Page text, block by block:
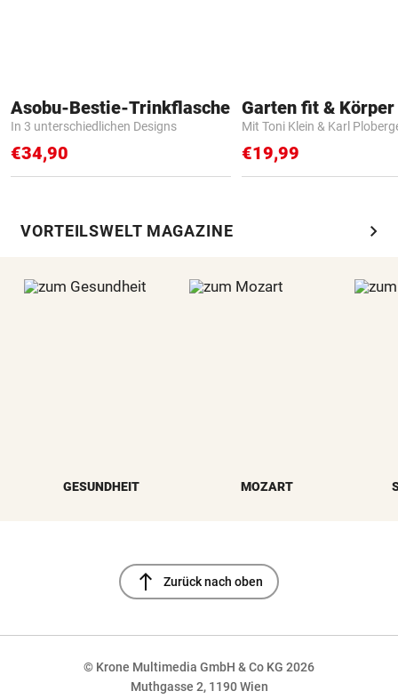
Asobu-Bestie-Trinkflasche
In 3 unterschiedlichen Designs
€34,90
Garten fit &
Mit Toni Klein & Karl
€19,99
VORTEILSWELT MAGAZINE chevron_right
GESUNDHEIT MOZART
north Zurück nach oben
© Krone Multimedia GmbH & Co KG 2026
Muthgasse 2, 1190 Wien